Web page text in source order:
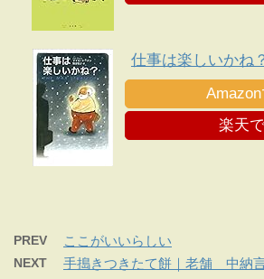
仕事は楽しいかね
楽天
PREV ここがいいらしい
NEXT 手搗きつきたて餅｜老舗 中納